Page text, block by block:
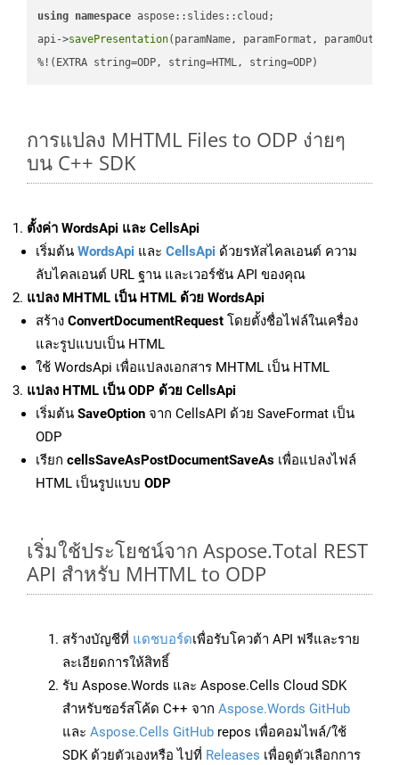
using namespace aspose::slides::cloud;
api->savePresentation(paramName, paramFormat,
%!(EXTRA string=ODP, string=HTML, string=ODP)
การแปลง MHTML Files to ODP ง่ายๆ
บน C++ SDK
ตั้งค่า WordsApi และ CellsApi
เริ่มต้น WordsApi และ CellsApi ด้วยรหัสไคลเอนต์ ความ
ลับไคลเอนต์ URL ฐาน และเวอร์ชัน API ของคุณ
แปลง MHTML เป็น HTML ด้วย WordsApi
สร้าง ConvertDocumentRequest โดยตั้งชื่อไฟล์ในเครื่อง
และรูปแบบเป็น HTML
ใช้ WordsApi เพื่อแปลงเอกสาร MHTML เป็น HTML
แปลง HTML เป็น ODP ด้วย CellsApi
เริ่มต้น SaveOption จาก CellsAPI ด้วย SaveFormat เป็น
ODP
เรียก cellsSaveAsPostDocumentSaveAs เพื่อแปลงไฟล์
HTML เป็นรูปแบบ ODP
เริ่มใช้ประโยชน์จาก Aspose.Total REST
API สำหรับ MHTML to ODP
สร้างบัญชีที่ แดชบอร์ดเพื่อรับโควต้า API ฟรีและราย
ละเอียดการให้สิทธิ์
รับ Aspose.Words และ Aspose.Cells Cloud SDK
สำหรับซอร์สโค้ด C++ จาก Aspose.Words GitHub
และ Aspose.Cells GitHub repos เพื่อคอมไพล์/ใช้
SDK ด้วยตัวเองหรือ ไปที่ Releases เพื่อดูตัวเลือกการ